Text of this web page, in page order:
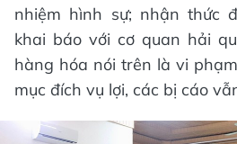
nhiệm hình sự; nhận thức
khai báo với cơ quan hải
hàng hóa nói trên là vi
mục đích vụ lợi, các bị cáo